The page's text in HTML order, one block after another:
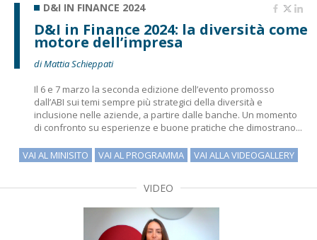
D&I IN FINANCE 2024
D&I in Finance 2024: la diversità come
motore dell’impresa
di Mattia Schieppati
Il 6 e 7 marzo la seconda edizione dell’evento promosso
dall’ABI sui temi sempre più strategici della diversità e
inclusione nelle aziende, a partire dalle banche. Un momento
di confronto su esperienze e buone pratiche che dimostrano...
VAI AL MINISITO VAI AL PROGRAMMA VAI ALLA VIDEOGALLERY
VIDEO